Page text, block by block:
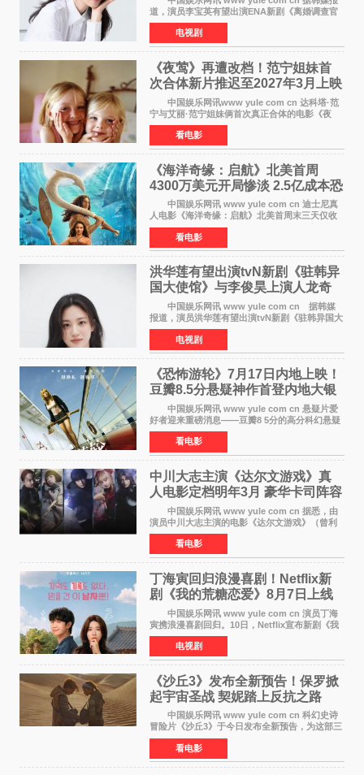
道，演员李宝英有望出演ENA新剧《离婚调查官
洪末琴》女主角，引发观众期待。 李宝英在
剧中饰演家庭法院家事调查官洪末琴一角——即
使在极限状况
电视剧
《夜莺》再遭改档！范宁姐妹首
次合体新片推迟至2027年3月上映
中国娱乐网讯www yule com cn 达科塔·范
宁与艾丽·范宁姐妹俩首次真正合体的电影《夜
莺》再度改档，从原定的2027年2月12日推迟至
同年3月19日北美上映，片方希望借此利用春假档
期争取更多年轻
看电影
《海洋奇缘：启航》北美首周
4300万美元开局惨淡 2.5亿成本恐
巨亏1亿
中国娱乐网讯 www yule com cn 迪士尼真
人电影《海洋奇缘：启航》北美首周末三天仅收
4300万美元（开画3827馆），中国内地首周票房
仅840万元人民币，全球开画票房约9500万美
元，远低于业内
看电影
洪华莲有望出演tvN新剧《驻韩异
国大使馆》与李俊昊上演人龙奇
幻罗曼史
中国娱乐网讯 www yule com cn 据韩媒
报道，演员洪华莲有望出演tvN新剧《驻韩异国大
使馆》女主角，与李俊昊合作，引发观众期
待。 该剧讲述了一位因管理驻韩异国大使馆
（负责管理居住在大
电视剧
《恐怖游轮》7月17日内地上映！
豆瓣8.5分悬疑神作首登内地大银
中国娱乐网讯 www yule com cn 悬疑片爱
好者迎来重磅消息——豆瓣8 5分的高分科幻悬疑
电影《恐怖游轮》正式宣布定档7月17日在内地上
映。这部由英国导演克里斯托弗·史密斯执导、惊
悚片女王梅
看电影
中川大志主演《达尔文游戏》真
人电影定档明年3月 豪华卡司阵容
公开
中国娱乐网讯 www yule com cn 据悉，由
演员中川大志主演的电影《达尔文游戏》（曾利
文彦执导）将于明年3月12日上映，该消息于7月9
日公布。 本片为累计发行量突破1000万册的
同名漫画的真
看电影
丁海寅回归浪漫喜剧！Netflix新
剧《我的荒糖恋爱》8月7日上线
中国娱乐网讯 www yule com cn 演员丁海
寅携浪漫喜剧回归。10日，Netflix宣布新剧《我
的荒糖恋爱》将于下月7日上线。 《我的荒糖
恋爱》是一部浪漫喜剧，讲述患上失忆症的检察
官高恩彩与
电视剧
《沙丘3》发布全新预告！保罗掀
起宇宙圣战 契妮踏上反抗之路
中国娱乐网讯 www yule com cn 科幻史诗
冒险片《沙丘3》于今日发布全新预告，为这部三
部曲最终章揭开神秘面纱。预告中展现了17年过
去后，保罗·厄崔迪以穆阿迪布之名登基称帝，发
动了一场
看电影